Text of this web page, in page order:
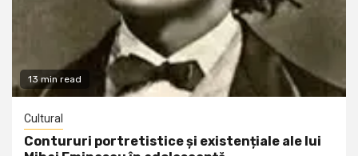
13 min read
Cultural
Contururi portretistice și existențiale ale lui